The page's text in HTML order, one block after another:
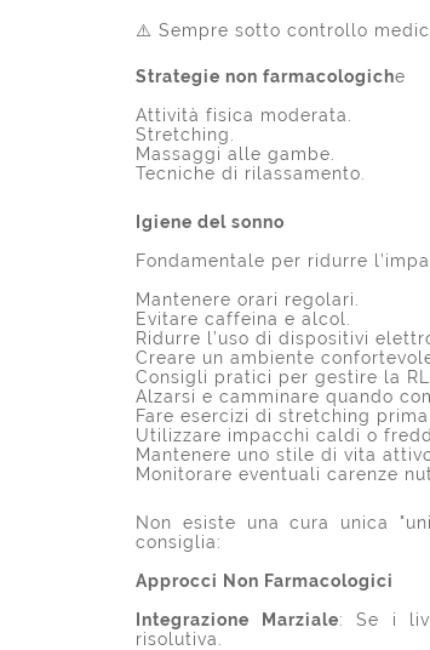
⚠️ Sempre sotto controllo
Strategie non farmacologiche
Attività fisica moderata.
Stretching.
Massaggi alle gambe.
Tecniche di rilassamento.
Igiene del sonno
Fondamentale per ridurre
Mantenere orari regolari.
Evitare caffeina e alcol.
Ridurre l’uso di dispositivi
Creare un ambiente
Consigli pratici per gestire la
Alzarsi e camminare quando
Fare esercizi di stretching
Utilizzare impacchi caldi o
Mantenere uno stile di vita
Monitorare eventuali carenze
Non esiste una cura unica
consiglia:
Approcci Non Farmacologici
Integrazione Marziale: Se i
risolutiva.